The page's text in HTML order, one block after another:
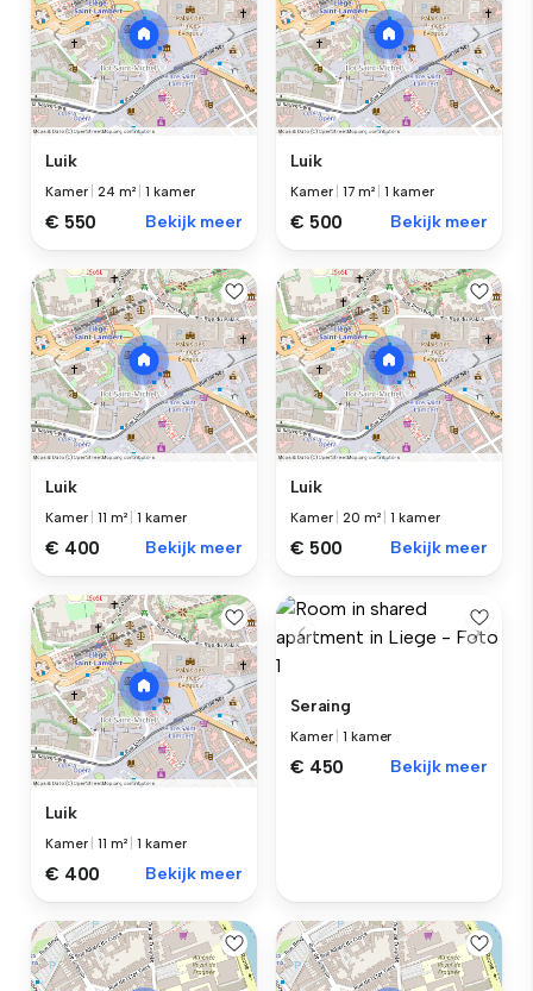
Luik
Kamer |24 m² |1 kamer
€ 550 Bekijk meer
Luik
Kamer |17 m² |1 kamer
€ 500 Bekijk meer
Luik
Kamer |11 m² |1 kamer
€ 400 Bekijk meer
Luik
Kamer |20 m² |1 kamer
€ 500 Bekijk meer
Luik
Kamer |11 m² |1 kamer
€ 400 Bekijk meer
Seraing
Kamer |1 kamer
€ 450 Bekijk meer